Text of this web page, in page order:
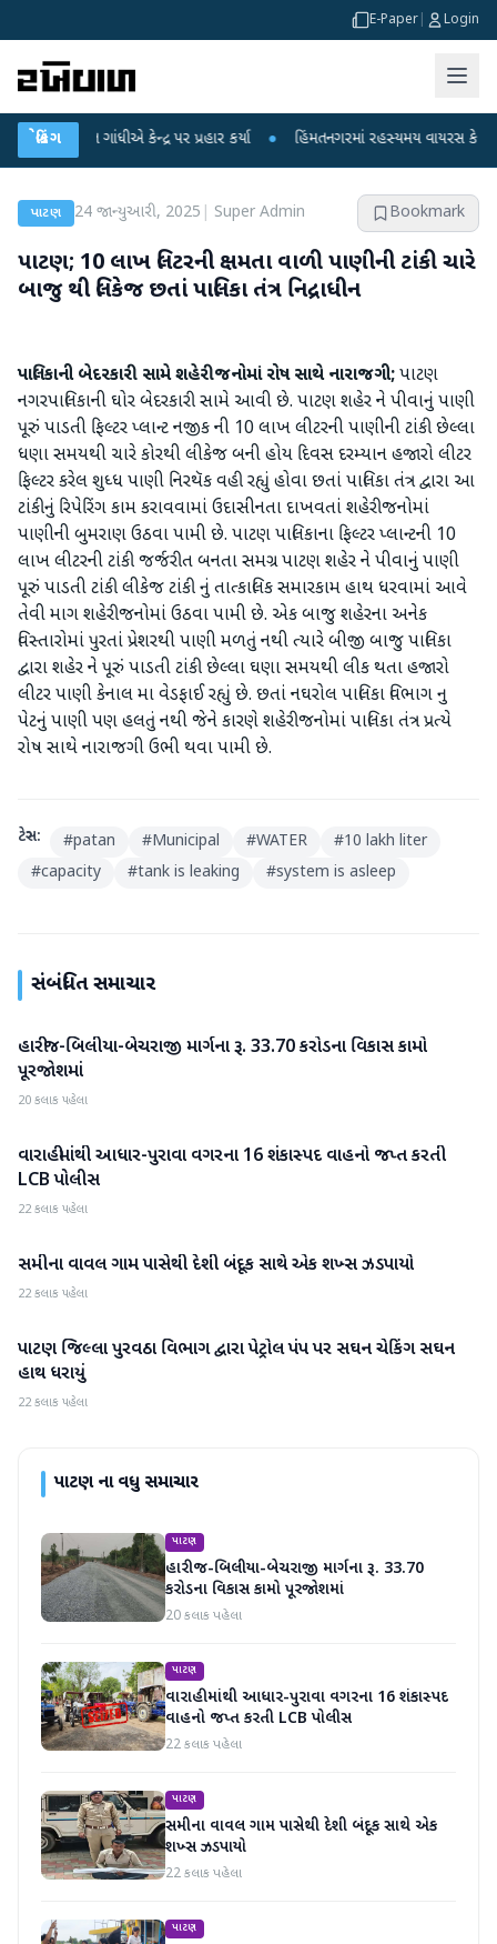
E-Paper Login
બ્રેકિંગ
રાહુલ ગાંધીએ કેન્દ્ર પર પ્રહાર કર્યા ● હિંમતનગરમાં રહસ્યમય વાયરસ કે ચાંદીપુરા?
પાટણ 24 જાન્યુઆરી, 2025 Super Admin Bookmark
પાટણ; 10 લાખ લિટરની ક્ષમતા વાળી પાણીની ટાંકી ચારે
બાજુ થી લિકેજ છતાં પાલિકા તંત્ર નિદ્રાધીન
પાલિકાની બેદરકારી સામે શહેરીજનોમાં રોષ સાથે નારાજગી;પાટણ
નગરપાલિકાની ઘોર બેદરકારી સામે આવી છે. પાટણ શહેર ને પીવાનું પાણી
પૂરું પાડતી ફિલ્ટર પ્લાન્ટ નજીક ની 10 લાખ લીટરની પાણીની ટાંકી છેલ્લા
ધણા સમયથી ચારે કોરથી લીકેજ બની હોય દિવસ દરમ્યાન હજારો લીટર
ફિલ્ટર કરેલ શુધ્ધ પાણી નિરથૅક વહી રહ્યું હોવા છતાં પાલિકા તંત્ર દ્વારા આ
ટાંકીનું રિપેરિંગ કામ કરાવવામાં ઉદાસીનતા દાખવતાં શહેરીજનોમાં
પાણીની બુમરાણ ઉઠવા પામી છે. પાટણ પાલિકાના ફિલ્ટર પ્લાન્ટની 10
લાખ લીટરની ટાંકી જર્જરીત બનતા સમગ્ર પાટણ શહેર ને પીવાનું પાણી
પૂરું પાડતી ટાંકી લીકેજ ટાંકી નું તાત્કાલિક સમારકામ હાથ ધરવામાં આવે
તેવી માગ શહેરીજનોમાં ઉઠવા પામી છે. એક બાજુ શહેરના અનેક
વિસ્તારોમાં પુરતાં પ્રેશરથી પાણી મળતું નથી ત્યારે બીજી બાજુ પાલિકા
દ્વારા શહેર ને પૂરું પાડતી ટાંકી છેલ્લા ઘણા સમયથી લીક થતા હજારો
લીટર પાણી કેનાલ મા વેડફાઈ રહ્યું છે. છતાં નઘરોલ પાલિકા વિભાગ નુ
પેટનું પાણી પણ હલતું નથી જેને કારણે શહેરીજનોમાં પાલિકા તંત્ર પ્રત્યે
રોષ સાથે નારાજગી ઉભી થવા પામી છે.
ટેગ્સ: #patan #Municipal #WATER #10 lakh liter
#capacity #tank is leaking #system is asleep
સંબંધિત સમાચાર
પાટણ
હારીજ-બિલીયા-બેચરાજી માર્ગના રૂ. 33.70 કરોડના વિકાસ કામો
પૂરજોશમાં
20 કલાક પહેલા
પાટણ
વારાહીમાંથી આધાર-પુરાવા વગરના 16 શંકાસ્પદ વાહનો જપ્ત કરતી
LCB પોલીસ
22 કલાક પહેલા
પાટણ
સમીના વાવલ ગામ પાસેથી દેશી બંદૂક સાથે એક શખ્સ ઝડપાયો
22 કલાક પહેલા
પાટણ
પાટણ જિલ્લા પુરવઠા વિભાગ દ્વારા પેટ્રોલ પંપ પર સઘન ચેકિંગ સઘન
હાથ ધરાયું
22 કલાક પહેલા
પાટણના વધુ સમાચાર
પાટણ
હારીજ-બિલીયા-બેચરાજી માર્ગના રૂ. 33.70
કરોડના વિકાસ કામો પૂરજોશમાં
20 કલાક પહેલા
પાટણ
વારાહીમાંથી આધાર-પુરાવા વગરના 16 શંકાસ્પદ
વાહનો જપ્ત કરતી LCB પોલીસ
22 કલાક પહેલા
પાટણ
સમીના વાવલ ગામ પાસેથી દેશી બંદૂક સાથે એક
શખ્સ ઝડપાયો
22 કલાક પહેલા
પાટણ